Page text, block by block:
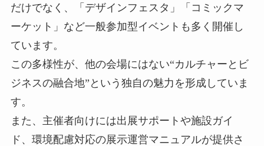
だけでなく、「デザインフェスタ」「コミックマ
ーケット」など一般参加型イベントも多く開催し
ています。
この多様性が、他の会場にはない“カルチャーとビ
ジネスの融合地”という独自の魅力を形成していま
す。
また、主催者向けには出展サポートや施設ガイ
ド、環境配慮対応の展示運営マニュアルが提供さ